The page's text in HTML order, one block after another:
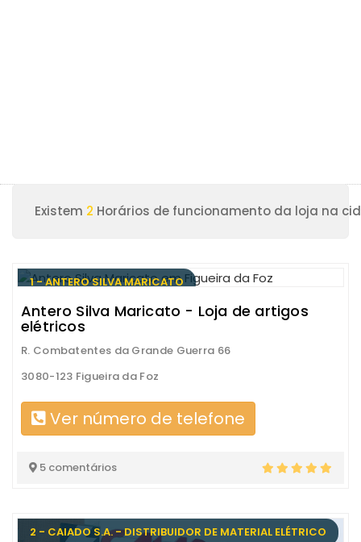
Existem 2 Horários de funcionamento da loja na
1 - ANTERO SILVA MARICATO
Antero Silva Maricato - Loja de artigos
elétricos
R. Combatentes da Grande Guerra 66
3080-123 Figueira da Foz
Ver número de telefone
5 comentários
2 - CAIADO S.A. - DISTRIBUIDOR DE MATERIAL ELÉTRICO